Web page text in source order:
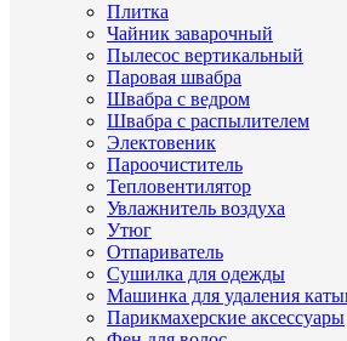
Плитка
Чайник заварочный
Пылесос вертикальный
Паровая швабра
Швабра с ведром
Швабра с распылителем
Электовеник
Пароочиститель
Тепловентилятор
Увлажнитель воздуха
Утюг
Отпариватель
Сушилка для одежды
Машинка для удаления
Парикмахерские аксессуары